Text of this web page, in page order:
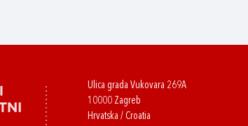
Ulica grada Vukovara 269A
10000 Zagreb
Hrvatska / Croatia